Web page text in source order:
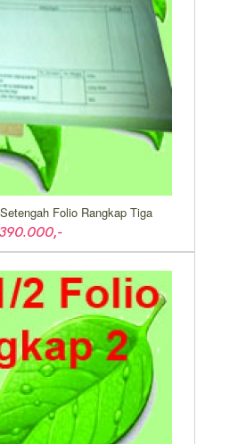
Folio Rangkap Tiga